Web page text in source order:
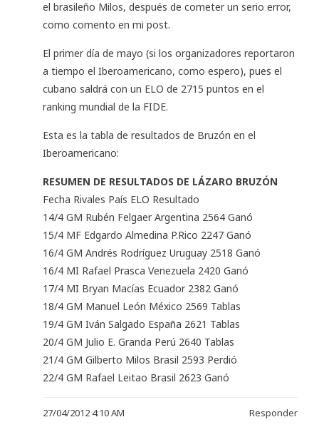
el brasileño Milos, después de cometer un serio error,
como comento en mi post.
El primer día de mayo (si los organizadores reportaron
a tiempo el Iberoamericano, como espero), pues el
cubano saldrá con un ELO de 2715 puntos en el
ranking mundial de la FIDE.
Esta es la tabla de resultados de Bruzón en el
Iberoamericano:
RESUMEN DE RESULTADOS DE LÁZARO BRUZÓN
Fecha Rivales País ELO Resultado
14/4 GM Rubén Felgaer Argentina 2564 Ganó
15/4 MF Edgardo Almedina P.Rico 2247 Ganó
16/4 GM Andrés Rodríguez Uruguay 2518 Ganó
16/4 MI Rafael Prasca Venezuela 2420 Ganó
17/4 MI Bryan Macías Ecuador 2382 Ganó
18/4 GM Manuel León México 2569 Tablas
19/4 GM Iván Salgado España 2621 Tablas
20/4 GM Julio E. Granda Perú 2640 Tablas
21/4 GM Gilberto Milos Brasil 2593 Perdió
22/4 GM Rafael Leitao Brasil 2623 Ganó
27/04/2012 4:10 AM Responder